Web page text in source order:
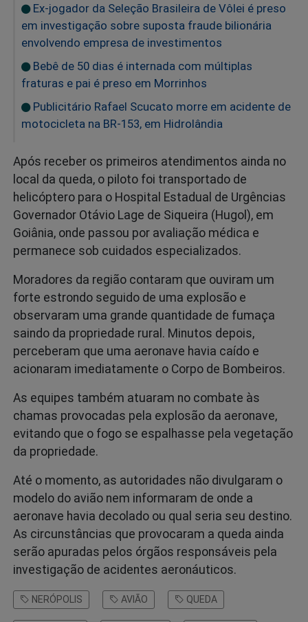
Ex-jogador da Seleção Brasileira de Vôlei é preso
em investigação sobre suposta fraude bilionária
envolvendo empresa de investimentos
Bebê de 50 dias é internada com múltiplas
fraturas e pai é preso em Morrinhos
Publicitário Rafael Scucato morre em acidente de
motocicleta na BR-153, em Hidrolândia
Após receber os primeiros atendimentos ainda no
local da queda, o piloto foi transportado de
helicóptero para o Hospital Estadual de Urgências
Governador Otávio Lage de Siqueira (Hugol), em
Goiânia, onde passou por avaliação médica e
permanece sob cuidados especializados.
Moradores da região contaram que ouviram um
forte estrondo seguido de uma explosão e
observaram uma grande quantidade de fumaça
saindo da propriedade rural. Minutos depois,
perceberam que uma aeronave havia caído e
acionaram imediatamente o Corpo de Bombeiros.
As equipes também atuaram no combate às
chamas provocadas pela explosão da aeronave,
evitando que o fogo se espalhasse pela vegetação
da propriedade.
Até o momento, as autoridades não divulgaram o
modelo do avião nem informaram de onde a
aeronave havia decolado ou qual seria seu destino.
As circunstâncias que provocaram a queda ainda
serão apuradas pelos órgãos responsáveis pela
investigação de acidentes aeronáuticos.
NERÓPOLIS AVIÃO QUEDA